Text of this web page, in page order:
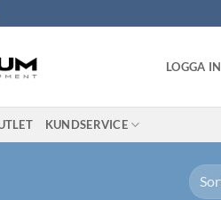
LOGGA IN
KUNDSERVICE